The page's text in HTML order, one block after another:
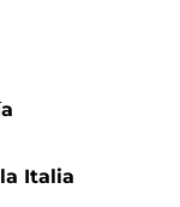
Italia